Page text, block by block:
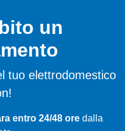
un
tuo elettrodomestico
entro 24/48 ore dalla